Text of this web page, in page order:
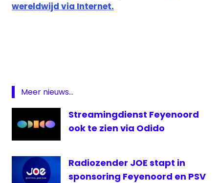
wereldwijd via Internet.
Feyenoord
Sports
live
live
PSV
Meer nieuws...
Streamingdienst Feyenoord
ook te zien via Odido
Radiozender JOE stapt in
sponsoring Feyenoord en PSV